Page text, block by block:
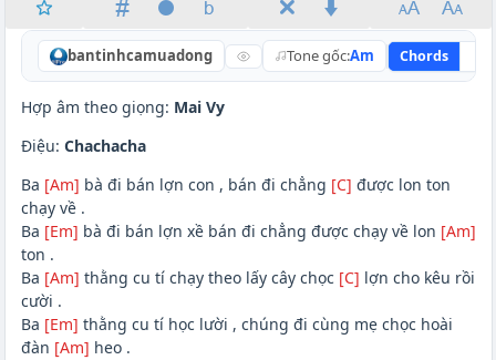
bantinhcamuadong Tone gốc:Am Chords
Hợp âm theo giọng: Mai Vy
Điệu: Chachacha
Ba [Am] bà đi bán lợn con , bán đi chẳng [C] được lon ton
chạy về .
Ba [Em] bà đi bán lợn xề bán đi chẳng được chạy về lon [Am]
ton .
Ba [Am] thằng cu tí chạy theo lấy cây chọc [C] lợn cho kêu rồi
cười .
Ba [Em] thằng cu tí học lười , chúng đi cùng mẹ chọc hoài
đàn [Am] heo .